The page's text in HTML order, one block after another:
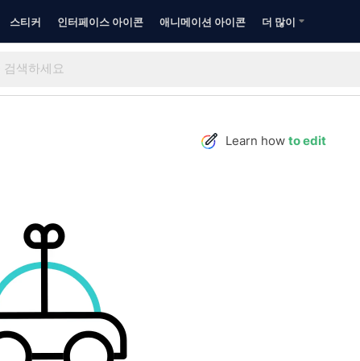
스티커 인터페이스 아이콘 애니메이션 아이콘 더 많이
Learn how to edit